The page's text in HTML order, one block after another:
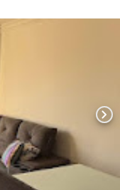
chevron_right